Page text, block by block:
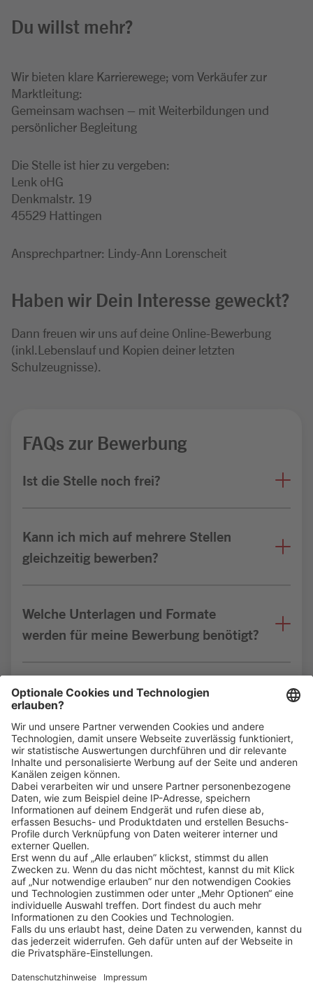
Du willst mehr?
Wir bieten klare Karrierewege; vom Verkäufer zur
Marktleitung:
Gemeinsam wachsen – mit Weiterbildungen und
persönlicher Begleitung
Die Stelle ist hier zu vergeben:
Lenk oHG
Denkmalstr. 19
45529 Hattingen
Ansprechpartner: Lindy-Ann Lorenscheit
Haben wir Dein Interesse geweckt?
Dann freuen wir uns auf deine Online-Bewerbung
(inkl.Lebenslauf und Kopien deiner letzten
Schulzeugnisse).
FAQs zur Bewerbung
Ist die Stelle noch frei?
Kann ich mich auf mehrere Stellen
gleichzeitig bewerben?
Welche Unterlagen und Formate
werden für meine Bewerbung benötigt?
Bin ich für die Stelle geeignet?
Klickehier, um alle offenen Jobs zu sehen.
Impressum Datenschutz
Privatsphäre-Einstellungen
FAQ
Veranstaltungen
Sitemap